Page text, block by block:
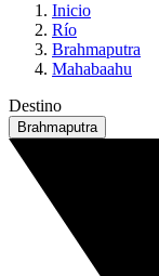
Inicio
Río
Brahmaputra
Mahabaahu
Destino
Brahmaputra